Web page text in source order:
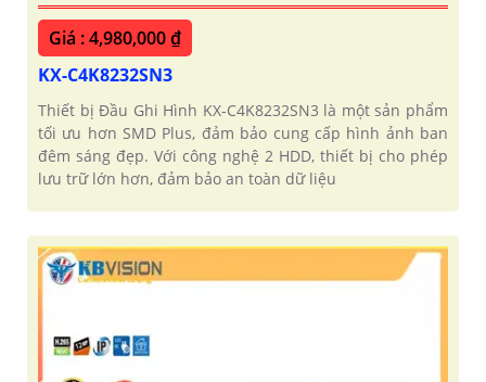
Giá : 4,980,000 ₫
KX-C4K8232SN3
Thiết bị Đầu Ghi Hình KX-C4K8232SN3 là một sản phẩm
tối ưu hơn SMD Plus, đảm bảo cung cấp hình ảnh ban
đêm sáng đẹp. Với công nghệ 2 HDD, thiết bị cho phép
lưu trữ lớn hơn, đảm bảo an toàn dữ liệu